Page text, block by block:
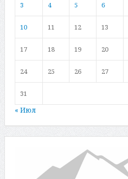
3 4 5 6
10 11 12 13
17 18 19 20
24 25 26 27
31
« Июл